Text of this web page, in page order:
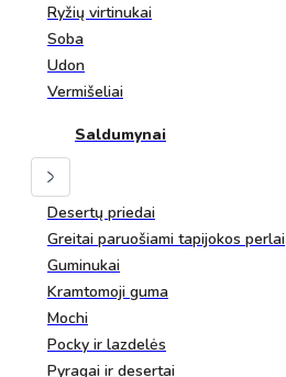
Ryžių virtinukai
Soba
Udon
Vermišeliai
Saldumynai
Desertų priedai
Greitai paruošiami tapijokos perlai
Guminukai
Kramtomoji guma
Mochi
Pocky ir lazdelės
Pyragai ir desertai